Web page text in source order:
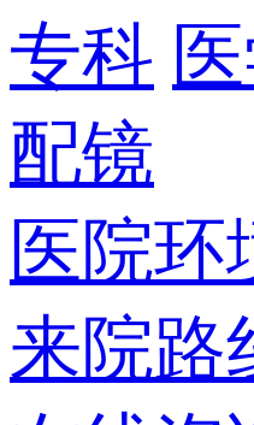
专科
配镜
医院环
来院路